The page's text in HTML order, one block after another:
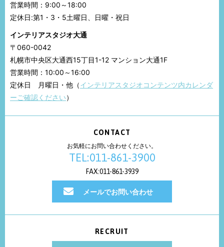
営業時間：9:00～18:00
定休日:第1・3・5土曜日、日曜・祝日
インテリアスタジオ大通
〒060-0042
札幌市中央区大通西15丁目1-12 マンション大通1F
営業時間：10:00～16:00
定休日 月曜日・他（インテリアスタジオコンテンツ内カレンダ
ーご確認ください）
CONTACT
お気軽にお問い合わせください。
TEL:011-861-3900
FAX:011-861-3939
メールでお問い合わせ
RECRUIT